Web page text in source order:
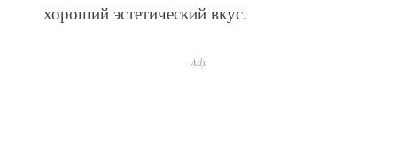
хороший эстетический вкус.
Ads